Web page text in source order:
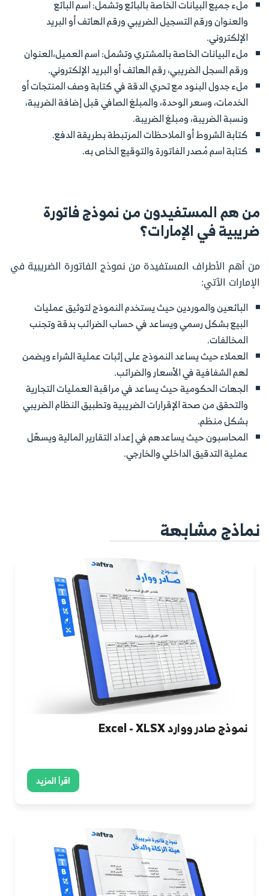
ملء جميع البيانات الخاصة بالبائع وتشمل: اسم البائع
والعنوان ورقم التسجيل الضريبي ورقم الهاتف أو البريد
الإلكتروني.
ملء البيانات الخاصة بالمشتري وتشمل: اسم العميل،العنوان
ورقم السجل الضريبي، رقم الهاتف أو البريد الإلكتروني.
ملء جدول البنود مع تحري الدقة في كتابة وصف المنتجات أو
الخدمات، وسعر الوحدة، والمبلغ الصافي قبل إضافة الضريبة،
ونسبة الضريبة، ومبلغ الضريبة.
كتابة الشروط أو الملاحظات المرتبطة بطريقة الدفع.
كتابة اسم مُصدر الفاتورة والتوقيع الخاص به.
من هم المستفيدون من نموذج فاتورة
ضريبية في الإمارات؟
من أهم الأطراف المستفيدة من نموذج الفاتورة الضريبية في
الإمارات الآتي:
البائعين والموردين حيث يستخدم النموذج لتوثيق عمليات
البيع بشكل رسمي ويساعد في حساب الضرائب بدقة وتجنب
المخالفات.
العملاء حيث يساعد النموذج على إثبات عملية الشراء ويضمن
لهم الشفافية في الأسعار والضرائب.
الجهات الحكومية حيث يساعد في مراقبة العمليات التجارية
والتحقق من صحة الإقرارات الضريبية وتطبيق النظام الضريبي
بشكل منظم.
المحاسبون حيث يساعدهم في إعداد التقارير المالية ويسهّل
عملية التدقيق الداخلي والخارجي.
نماذج مشابهة
نموذج صادر ووارد Excel - XLSX
اقرأ المزيد